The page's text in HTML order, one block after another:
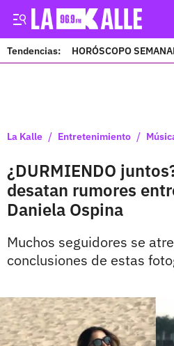
Tendencias: HORÓSCOPO
La Kalle / Entretenimiento /
¿DURMIENDO
desatan rumores
Daniela Ospina
Muchos seguidores se
conclusiones de estas